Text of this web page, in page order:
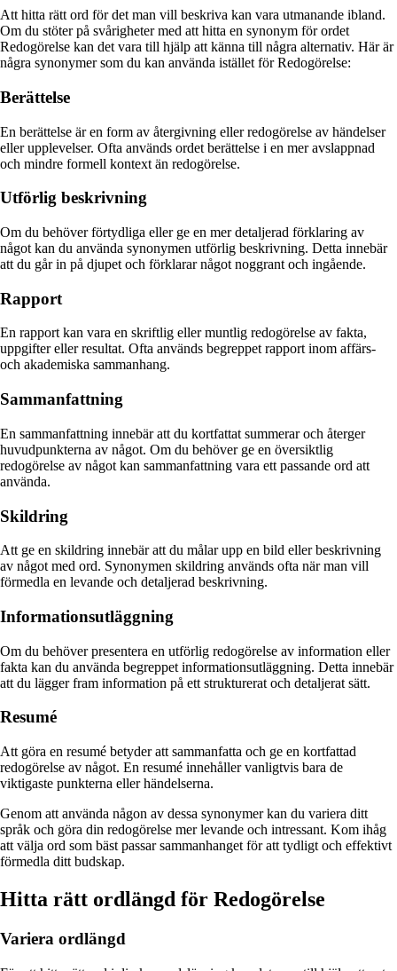
Att hitta rätt ord för det man vill beskriva kan vara utmanande ibland.
Om du stöter på svårigheter med att hitta en synonym för ordet
Redogörelse kan det vara till hjälp att känna till några alternativ. Här är
några synonymer som du kan använda istället för Redogörelse:
Berättelse
En berättelse är en form av återgivning eller redogörelse av händelser
eller upplevelser. Ofta används ordet berättelse i en mer avslappnad
och mindre formell kontext än redogörelse.
Utförlig beskrivning
Om du behöver förtydliga eller ge en mer detaljerad förklaring av
något kan du använda synonymen utförlig beskrivning. Detta innebär
att du går in på djupet och förklarar något noggrant och ingående.
Rapport
En rapport kan vara en skriftlig eller muntlig redogörelse av fakta,
uppgifter eller resultat. Ofta används begreppet rapport inom affärs-
och akademiska sammanhang.
Sammanfattning
En sammanfattning innebär att du kortfattat summerar och återger
huvudpunkterna av något. Om du behöver ge en översiktlig
redogörelse av något kan sammanfattning vara ett passande ord att
använda.
Skildring
Att ge en skildring innebär att du målar upp en bild eller beskrivning
av något med ord. Synonymen skildring används ofta när man vill
förmedla en levande och detaljerad beskrivning.
Informationsutläggning
Om du behöver presentera en utförlig redogörelse av information eller
fakta kan du använda begreppet informationsutläggning. Detta innebär
att du lägger fram information på ett strukturerat och detaljerat sätt.
Resumé
Att göra en resumé betyder att sammanfatta och ge en kortfattad
redogörelse av något. En resumé innehåller vanligtvis bara de
viktigaste punkterna eller händelserna.
Genom att använda någon av dessa synonymer kan du variera ditt
språk och göra din redogörelse mer levande och intressant. Kom ihåg
att välja ord som bäst passar sammanhanget för att tydligt och effektivt
förmedla ditt budskap.
Hitta rätt ordlängd för Redogörelse
Variera ordlängd